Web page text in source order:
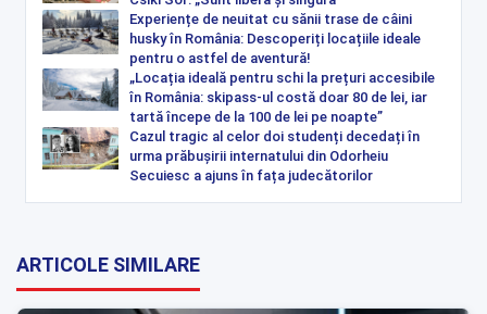
Experiențe de neuitat cu sănii trase de câini
husky în România: Descoperiți locațiile ideale
pentru o astfel de aventură!
„Locația ideală pentru schi la prețuri accesibile
în România: skipass-ul costă doar 80 de lei, iar
tartă începe de la 100 de lei pe noapte”
Cazul tragic al celor doi studenți decedați în
urma prăbușirii internatului din Odorheiu
Secuiesc a ajuns în fața judecătorilor
ARTICOLE SIMILARE